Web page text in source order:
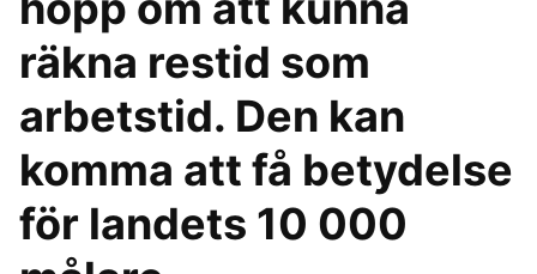
räkna restid som
arbetstid. Den kan
komma att få betydelse
för landets 10 000